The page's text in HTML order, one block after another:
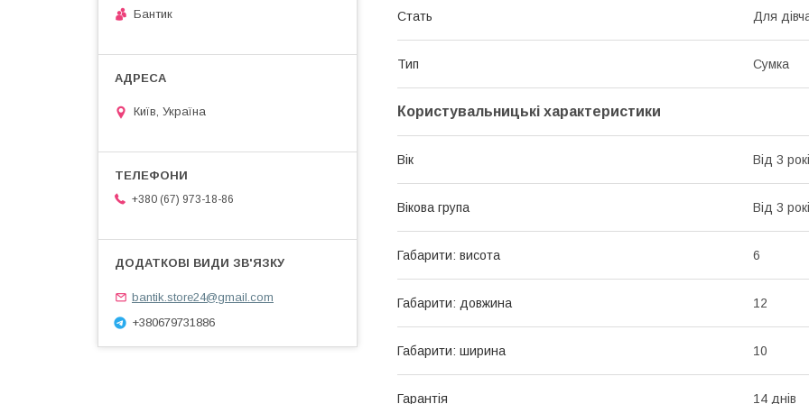
Стать Для
Тип Сумка
Користувальницькі характеристики
Вік Від 3
Вікова група Від 3
Габарити: висота 6
Габарити: довжина 12
Габарити: ширина 10
Гарантія 14 днів
Бантик
Київ, Україна
+380 (67) 973-18-86
bantik.store24@gmail.com
+380679731886